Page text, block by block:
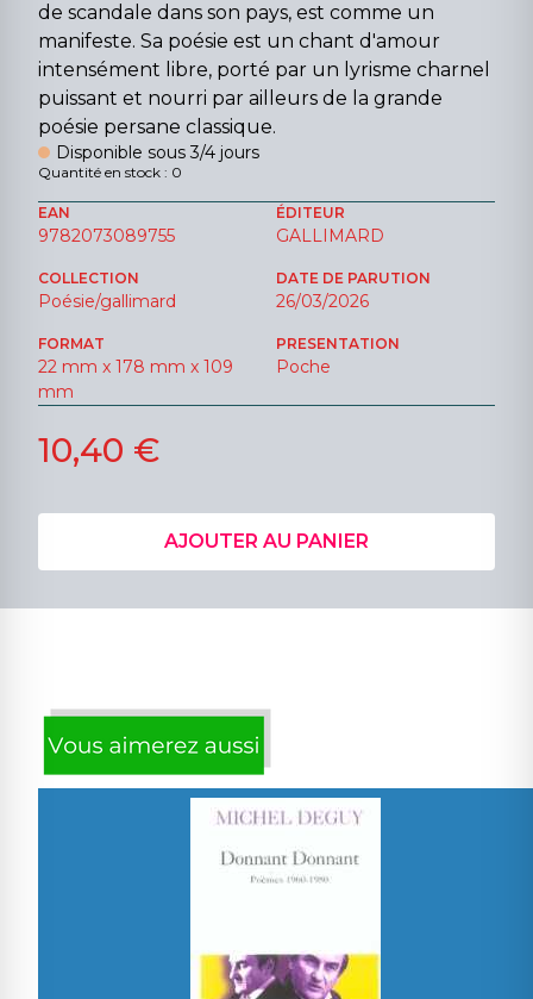
de scandale dans son pays, est comme un
manifeste. Sa poésie est un chant d'amour
intensément libre, porté par un lyrisme charnel
puissant et nourri par ailleurs de la grande
poésie persane classique.
Disponible sous 3/4 jours
Quantité en stock : 0
EAN
9782073089755
ÉDITEUR
GALLIMARD
COLLECTION
Poésie/gallimard
DATE DE PARUTION
26/03/2026
FORMAT
22 mm x 178 mm x 109
mm
PRESENTATION
Poche
10,40 €
AJOUTER AU PANIER